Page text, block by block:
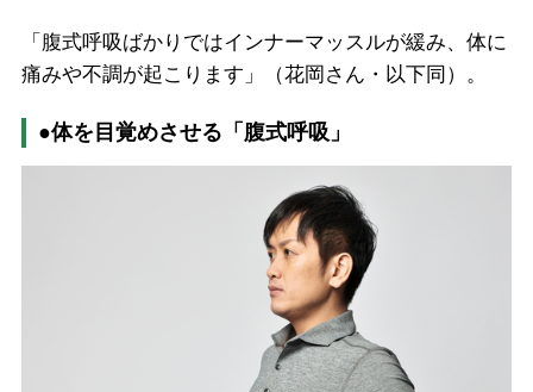
「腹式呼吸ばかりではインナーマッスルが緩み、体に
痛みや不調が起こります」（花岡さん・以下同）。
●体を目覚めさせる「腹式呼吸」